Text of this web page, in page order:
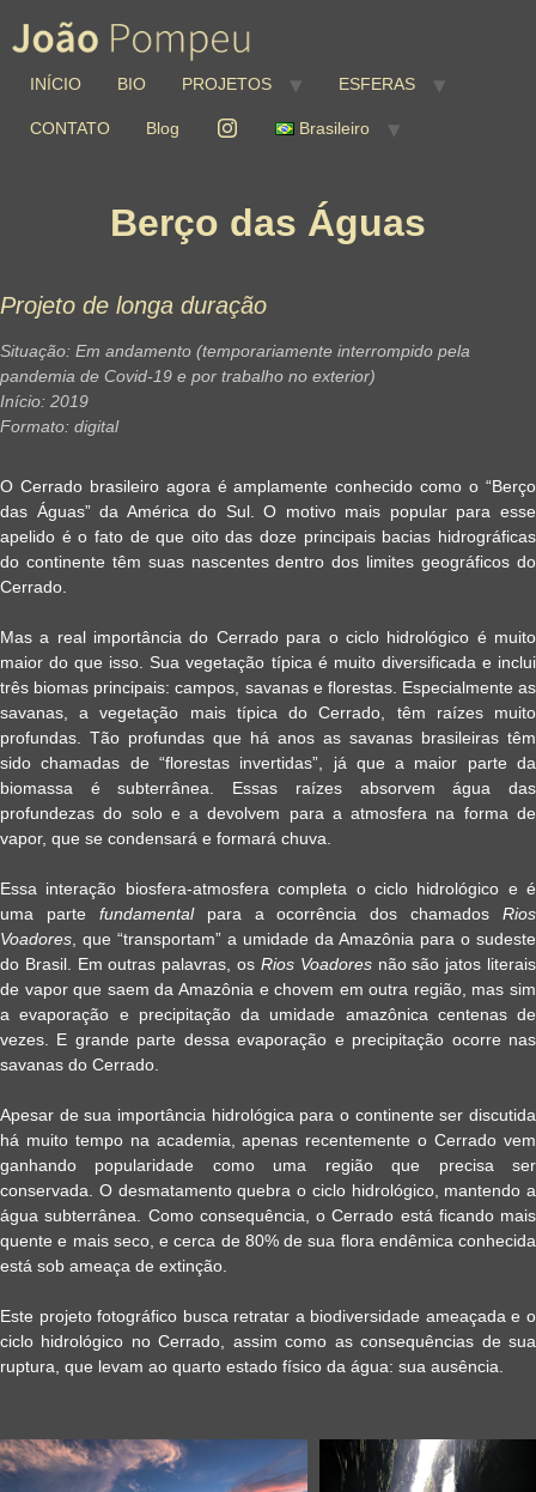
INÍCIO BIO PROJETOS ESFERAS
CONTATO Blog Brasileiro
Berço das Águas
Projeto de longa duração
Situação: Em andamento (temporariamente interrompido pela
pandemia de Covid-19 e por trabalho no exterior)
Início: 2019
Formato: digital
O Cerrado brasileiro agora é amplamente conhecido como o “Berço
das Águas” da América do Sul. O motivo mais popular para esse
apelido é o fato de que oito das doze principais bacias hidrográficas
do continente têm suas nascentes dentro dos limites geográficos do
Cerrado.
Mas a real importância do Cerrado para o ciclo hidrológico é muito
maior do que isso. Sua vegetação típica é muito diversificada e inclui
três biomas principais: campos, savanas e florestas. Especialmente as
savanas, a vegetação mais típica do Cerrado, têm raízes muito
profundas. Tão profundas que há anos as savanas brasileiras têm
sido chamadas de “florestas invertidas”, já que a maior parte da
biomassa é subterrânea. Essas raízes absorvem água das
profundezas do solo e a devolvem para a atmosfera na forma de
vapor, que se condensará e formará chuva.
Essa interação biosfera-atmosfera completa o ciclo hidrológico e é
uma parte fundamentalpara a ocorrência dos chamados Rios
Voadores , que “transportam” a umidade da Amazônia para o sudeste
do Brasil. Em outras palavras, os Rios Voadoresnão são jatos literais
de vapor que saem da Amazônia e chovem em outra região, mas sim
a evaporação e precipitação da umidade amazônica centenas de
vezes. E grande parte dessa evaporação e precipitação ocorre nas
savanas do Cerrado.
Apesar de sua importância hidrológica para o continente ser discutida
há muito tempo na academia, apenas recentemente o Cerrado vem
ganhando popularidade como uma região que precisa ser
conservada. O desmatamento quebra o ciclo hidrológico, mantendo a
água subterrânea. Como consequência, o Cerrado está ficando mais
quente e mais seco, e cerca de 80% de sua flora endêmica conhecida
está sob ameaça de extinção.
Este projeto fotográfico busca retratar a biodiversidade ameaçada e o
ciclo hidrológico no Cerrado, assim como as consequências de sua
ruptura, que levam ao quarto estado físico da água: sua ausência.